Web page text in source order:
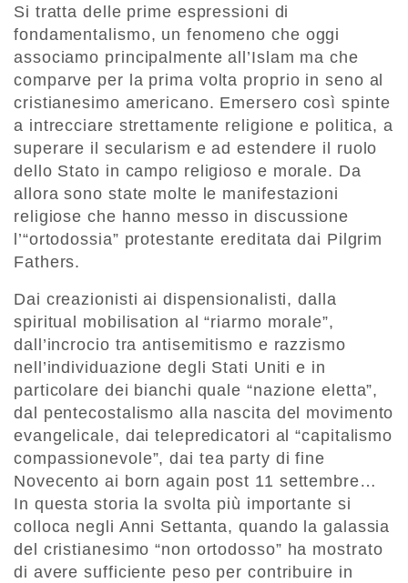
Si tratta delle prime espressioni di
fondamentalismo, un fenomeno che oggi
associamo principalmente all’Islam ma che
comparve per la prima volta proprio in seno al
cristianesimo americano. Emersero così spinte
a intrecciare strettamente religione e politica, a
superare il secularism e ad estendere il ruolo
dello Stato in campo religioso e morale. Da
allora sono state molte le manifestazioni
religiose che hanno messo in discussione
l’“ortodossia” protestante ereditata dai Pilgrim
Fathers.
Dai creazionisti ai dispensionalisti, dalla
spiritual mobilisation al “riarmo morale”,
dall’incrocio tra antisemitismo e razzismo
nell’individuazione degli Stati Uniti e in
particolare dei bianchi quale “nazione eletta”,
dal pentecostalismo alla nascita del movimento
evangelicale, dai telepredicatori al “capitalismo
compassionevole”, dai tea party di fine
Novecento ai born again post 11 settembre…
In questa storia la svolta più importante si
colloca negli Anni Settanta, quando la galassia
del cristianesimo “non ortodosso” ha mostrato
di avere sufficiente peso per contribuire in